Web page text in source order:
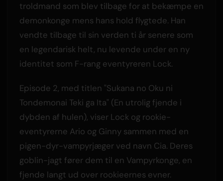
troldmand som blev tilbage for at bekæmpe en
demonkonge mens hans hold flygtede. Han
vendte tilbage til sin verden ti år senere som
en legendarisk helt, nu levende under en ny
identitet som F-rang eventyreren Lock.
Episode 2, med titlen "Sukana no Oku ni
Tondemonai Teki ga Ita" (En utrolig fjende i
dybden af hulen), viser Lock og rookie-
eventyrerne Ario og Ginny sammen med en
pigen-dyr-vampyrjæger ved navn Cia. Deres
goblin-jagt fører dem til en Vampyrkonge, en
fjende langt ud over rookieernes evner.